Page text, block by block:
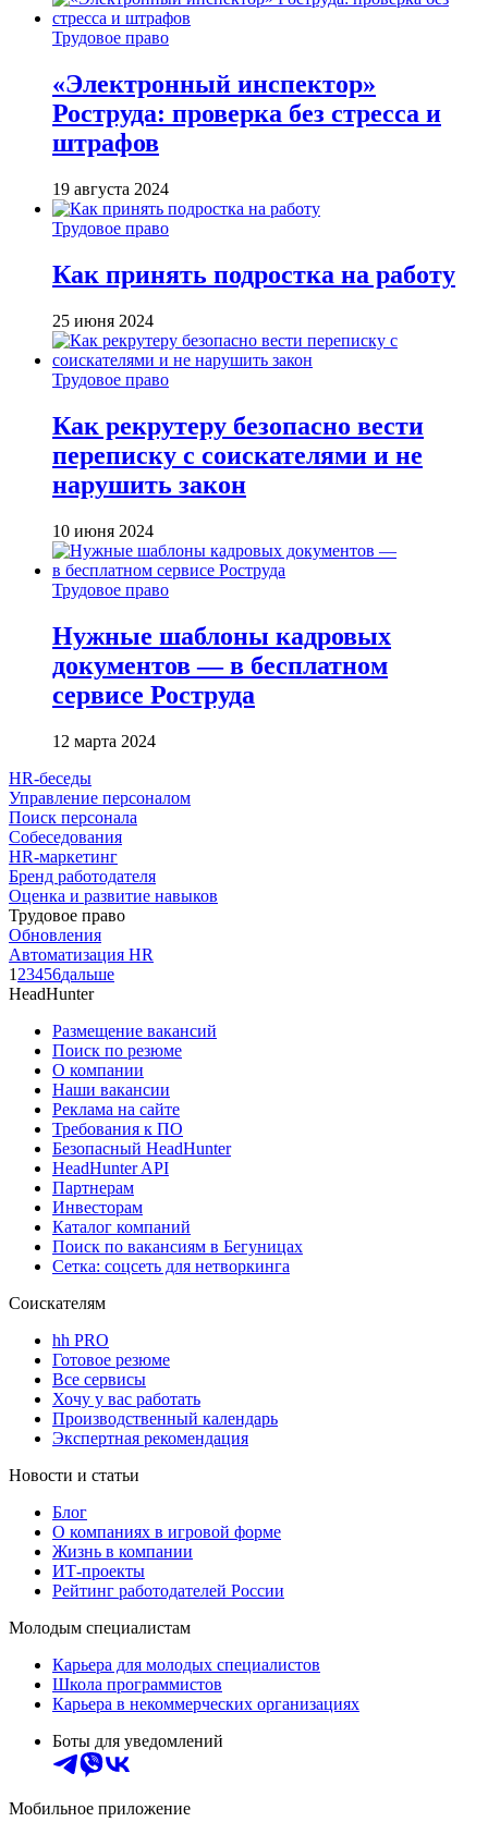
Трудовое право
«Электронный инспектор»
Роструда: проверка без стресса и
штрафов
19 августа 2024
Трудовое право
Как принять подростка на работу
25 июня 2024
Трудовое право
Как рекрутеру безопасно вести
переписку с соискателями и не
нарушить закон
10 июня 2024
Трудовое право
Нужные шаблоны кадровых
документов — в бесплатном
сервисе Роструда
12 марта 2024
HR-беседы
Управление персоналом
Поиск персонала
Собеседования
HR-маркетинг
Бренд работодателя
Оценка и развитие навыков
Трудовое право
Обновления
Автоматизация HR
1 23456дальше
HeadHunter
Размещение вакансий
Поиск по резюме
О компании
Наши вакансии
Реклама на сайте
Требования к ПО
Безопасный HeadHunter
HeadHunter API
Партнерам
Инвесторам
Каталог компаний
Поиск по вакансиям в Бегуницах
Сетка: соцсеть для нетворкинга
Соискателям
hh PRO
Готовое резюме
Все сервисы
Хочу у вас работать
Производственный календарь
Экспертная рекомендация
Новости и статьи
Блог
О компаниях в игровой форме
Жизнь в компании
ИТ-проекты
Рейтинг работодателей России
Молодым специалистам
Карьера для молодых специалистов
Школа программистов
Карьера в некоммерческих организациях
Боты для уведомлений
Мобильное приложение